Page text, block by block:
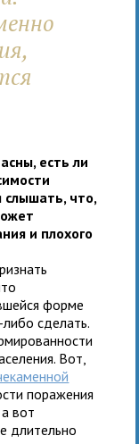
есть ли
слышать, что,
и плохого
форме
сделать.
Вот,
поражения
вот
длительно